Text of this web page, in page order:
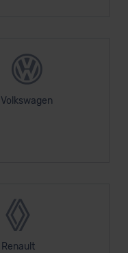
Volkswagen
Renault